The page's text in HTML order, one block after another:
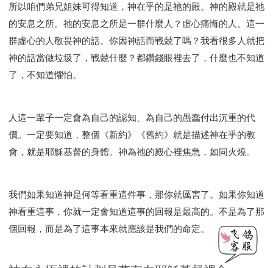
所以咱們弟兄姐妹可得知道，神在乎的是祂的殿。神的殿就是祂
的安息之所。祂的安息之所是一群什麼人？虛心痛悔的人。這一
群虛心的人敬畏神的話。你因神話而戰兢了嗎？我看很多人就把
神的話當做垃圾了，戰兢什麼？都鑽錢眼裡去了，什麼也不知道
了，不知道懼怕。
人這一輩子一定會為自己的認知、為自己的愚蠢付出沉重的代
價。一定要知道，整個《新約》《舊約》就是描述神在乎的教
會，就是耶穌基督的身體。神為祂的殿心裡焦急，如同火燒。
我們如果知道神是何等看重這件事，那你就厲害了。如果你知道
神看重這事，你就一定會知道這事的回報是最高的。不是為了那
個回報，而是為了這事本來就應該是我們的命定。